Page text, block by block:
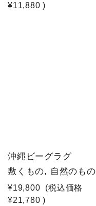
¥11,880 )
沖縄ビーグラグ
敷くもの, 自然のもの
¥19,800
(税込価格
¥21,780 )